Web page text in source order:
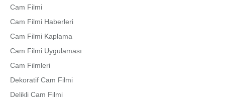
Cam Filmi
Cam Filmi Haberleri
Cam Filmi Kaplama
Cam Filmi Uygulaması
Cam Filmleri
Dekoratif Cam Filmi
Delikli Cam Filmi